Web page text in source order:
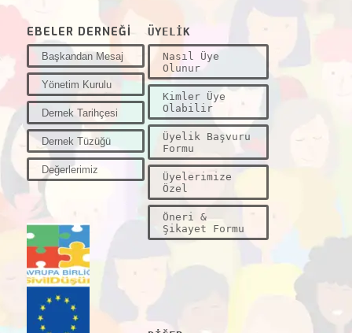
EBELER DERNEĞİ
Başkandan Mesaj
Yönetim Kurulu
Dernek Tarihçesi
Dernek Tüzüğü
Değerlerimiz
ÜYELİK
Nasıl Üye
Olunur
Kimler Üye
Olabilir
Üyelik Başvuru
Formu
Üyelerimize
Özel
Öneri &
Şikayet Formu